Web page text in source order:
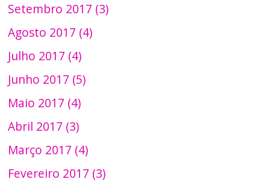
Setembro 2017 (3)
Agosto 2017 (4)
Julho 2017 (4)
Junho 2017 (5)
Maio 2017 (4)
Abril 2017 (3)
Março 2017 (4)
Fevereiro 2017 (3)